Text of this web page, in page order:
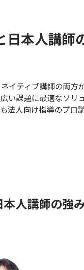
日本人講師
イティブ講師の両方
い課題に最適なソリ
法人向け指導のプロ講
本人講師の強